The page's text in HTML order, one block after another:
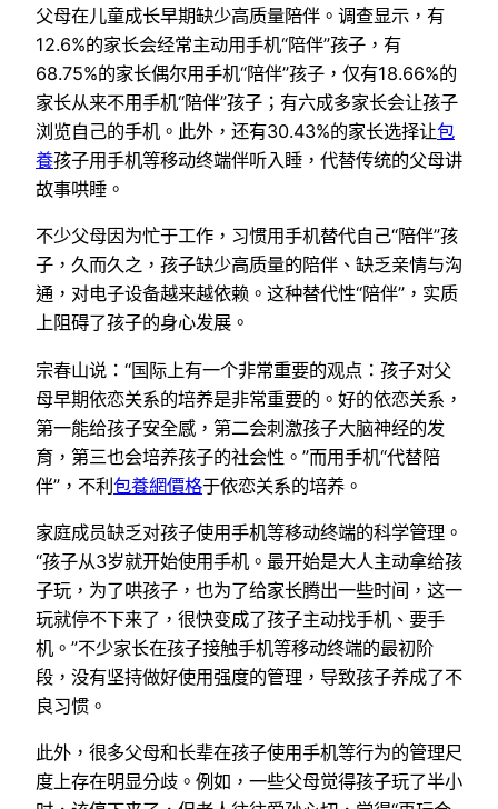
父母在儿童成长早期缺少高质量陪伴。调查显示，有
12.6%的家长会经常主动用手机“陪伴”孩子，有
68.75%的家长偶尔用手机“陪伴”孩子，仅有18.66%的
家长从来不用手机“陪伴”孩子；有六成多家长会让孩子
浏览自己的手机。此外，还有30.43%的家长选择让包
養孩子用手机等移动终端伴听入睡，代替传统的父母讲
故事哄睡。
不少父母因为忙于工作，习惯用手机替代自己“陪伴”孩
子，久而久之，孩子缺少高质量的陪伴、缺乏亲情与沟
通，对电子设备越来越依赖。这种替代性“陪伴”，实质
上阻碍了孩子的身心发展。
宗春山说：“国际上有一个非常重要的观点：孩子对父
母早期依恋关系的培养是非常重要的。好的依恋关系，
第一能给孩子安全感，第二会刺激孩子大脑神经的发
育，第三也会培养孩子的社会性。”而用手机“代替陪
伴”，不利包養網價格于依恋关系的培养。
家庭成员缺乏对孩子使用手机等移动终端的科学管理。
“孩子从3岁就开始使用手机。最开始是大人主动拿给孩
子玩，为了哄孩子，也为了给家长腾出一些时间，这一
玩就停不下来了，很快变成了孩子主动找手机、要手
机。”不少家长在孩子接触手机等移动终端的最初阶
段，没有坚持做好使用强度的管理，导致孩子养成了不
良习惯。
此外，很多父母和长辈在孩子使用手机等行为的管理尺
度上存在明显分歧。例如，一些父母觉得孩子玩了半小